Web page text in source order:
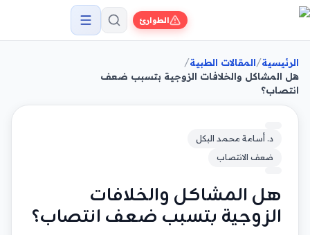
الطوارئ
الرئيسية/المقالات الطبية/
هل المشاكل والخلافات الزوجية بتسبب ضعف
انتصاب؟
د. أسامة محمد البكل
ضعف الانتصاب
هل المشاكل والخلافات
الزوجية بتسبب ضعف انتصاب؟